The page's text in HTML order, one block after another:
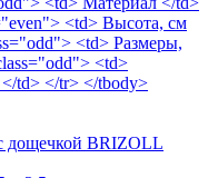
дощечкой BRIZOLL